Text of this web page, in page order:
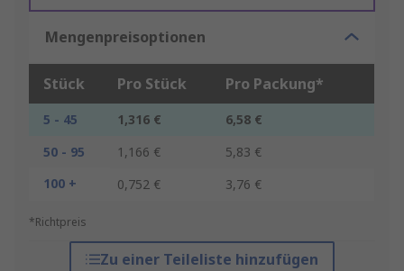
Mengenpreisoptionen
Stück Pro Stück Pro Packung*
5 - 45 1,316 €
6,58 €
50 - 95
1,166 €
5,83 €
100 +
0,752 € 3,76 €
*Richtpreis
Zu einer Teileliste hinzufügen